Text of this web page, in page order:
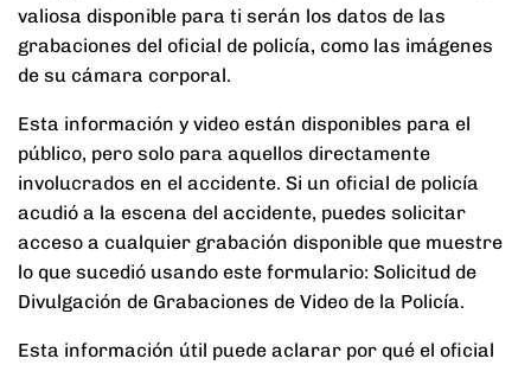
valiosa disponible para ti serán los datos de las
grabaciones del oficial de policía, como las imágenes
de su cámara corporal.
Esta información y video están disponibles para el
público, pero solo para aquellos directamente
involucrados en el accidente. Si un oficial de policía
acudió a la escena del accidente, puedes solicitar
acceso a cualquier grabación disponible que muestre
lo que sucedió usando este formulario: Solicitud de
Divulgación de Grabaciones de Video de la Policía.
Esta información útil puede aclarar por qué el oficial